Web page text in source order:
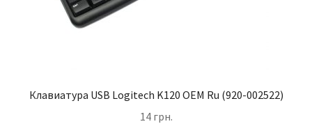
Клавиатура USB Logitech K120 OEM Ru (920-002522)
14 грн.